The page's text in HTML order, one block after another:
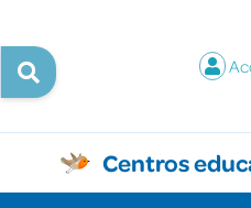
Centros